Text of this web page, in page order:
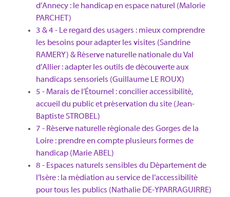
d’Annecy : le handicap en espace naturel (Malorie
PARCHET)
3 & 4 - Le regard des usagers : mieux comprendre
les besoins pour adapter les visites (Sandrine
RAMERY) & Réserve naturelle nationale du Val
d’Allier : adapter les outils de découverte aux
handicaps sensoriels (Guillaume LE ROUX)
5 - Marais de l’Étournel : concilier accessibilité,
accueil du public et préservation du site (Jean-
Baptiste STROBEL)
7 - Réserve naturelle régionale des Gorges de la
Loire : prendre en compte plusieurs formes de
handicap (Marie ABEL)
8 - Espaces naturels sensibles du Département de
l’Isère : la médiation au service de l’accessibilité
pour tous les publics (Nathalie DE-YPARRAGUIRRE)